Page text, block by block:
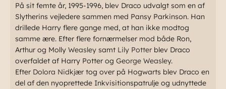
På sit femte år, 1995-1996, blev Draco udvalgt som en af
Slytherins vejledere sammen med Pansy Parkinson. Han
drillede Harry flere gange med, at han ikke modtog
samme ære. Efter flere fornærmelser mod både Ron,
Arthur og Molly Weasley samt Lily Potter blev Draco
overfaldet af Harry Potter og George Weasley.
Efter Dolora Nidkjær tog over på Hogwarts blev Draco en
del af den nyoprettede Inkvisitionspatrulje og udnyttede